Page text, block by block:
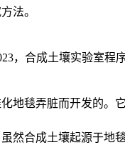
法。
，合成土壤实验室程
地毯弄脏而开发的。
然合成土壤起源于地